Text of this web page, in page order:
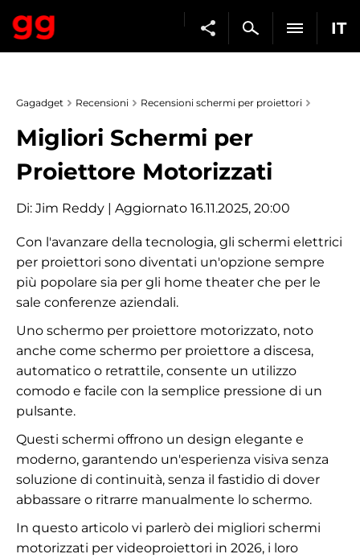
IT
Gagadget Recensioni Recensioni schermi per proiettori
Migliori Schermi per
Proiettore Motorizzati
Di: Jim Reddy | Aggiornato 16.11.2025, 20:00
Con l'avanzare della tecnologia, gli schermi elettrici
per proiettori sono diventati un'opzione sempre
più popolare sia per gli home theater che per le
sale conferenze aziendali.
Uno schermo per proiettore motorizzato, noto
anche come schermo per proiettore a discesa,
automatico o retrattile, consente un utilizzo
comodo e facile con la semplice pressione di un
pulsante.
Questi schermi offrono un design elegante e
moderno, garantendo un'esperienza visiva senza
soluzione di continuità, senza il fastidio di dover
abbassare o ritrarre manualmente lo schermo.
In questo articolo vi parlerò dei migliori schermi
motorizzati per videoproiettori in 2026, i loro